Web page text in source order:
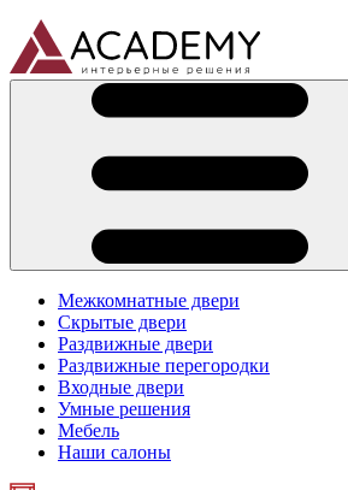
Межкомнатные двери
Скрытые двери
Раздвижные двери
Раздвижные перегородки
Входные двери
Умные решения
Мебель
Наши салоны